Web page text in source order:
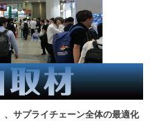
、サプライチェーン全体の最適化